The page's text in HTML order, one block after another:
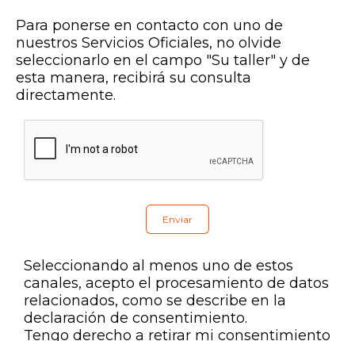
Para ponerse en contacto con uno de
nuestros Servicios Oficiales, no olvide
seleccionarlo en el campo "Su taller" y de
esta manera, recibirá su consulta
directamente.
Seleccionando al menos uno de estos
canales, acepto el procesamiento de datos
relacionados, como se describe en la
declaración de consentimiento.
Tengo derecho a retirar mi consentimiento